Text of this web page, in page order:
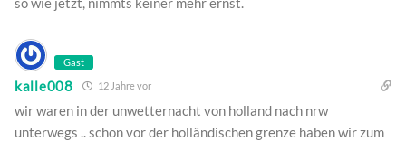
Gast
kalle008 12 Jahre vor
wir waren in der unwetternacht von holland nach nrw
unterwegs .. schon vor der holländischen grenze haben wir zum